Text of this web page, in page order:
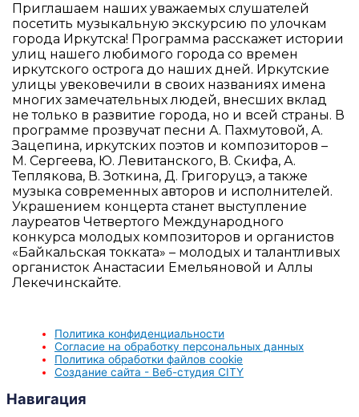
Приглашаем наших уважаемых слушателей
посетить музыкальную экскурсию по улочкам
города Иркутска! Программа расскажет истории
улиц нашего любимого города со времен
иркутского острога до наших дней. Иркутские
улицы увековечили в своих названиях имена
многих замечательных людей, внесших вклад
не только в развитие города, но и всей страны. В
программе прозвучат песни А. Пахмутовой, А.
Зацепина, иркутских поэтов и композиторов –
М. Сергеева, Ю. Левитанского, В. Скифа, А.
Теплякова, В. Зоткина, Д. Григоруцэ, а также
музыка современных авторов и исполнителей.
Украшением концерта станет выступление
лауреатов Четвертого Международного
конкурса молодых композиторов и органистов
«Байкальская токката» – молодых и талантливых
органисток Анастасии Емельяновой и Аллы
Лекечинскайте.
Политика конфиденциальности
Согласие на обработку персональных данных
Политика обработки файлов cookie
Создание сайта - Веб-студия CITY
Навигация